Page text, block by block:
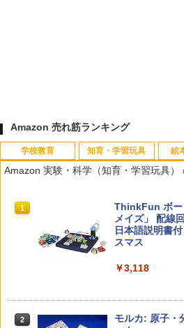
Amazon 売れ筋ランキング
学校教育
1 先生のための
￥-
知育・学習玩具
1
Amazon Fire
ンチ) ピンク
キッズコンテ
何回も書ける!
絵
1
タッチペンで
1000 英語つき
￥5,478
2
中学英語をも
Amazon 実験・科学（知育・学習玩具）
1
ThinkFun ボー
メイズ」 配線
日本語説明書
スマス
￥3,118
2
モルカ: 原子・